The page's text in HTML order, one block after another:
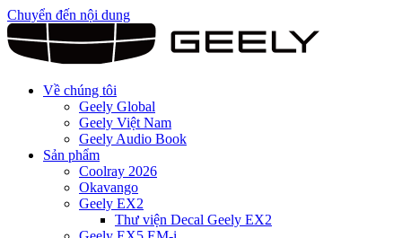
Chuyển đến nội dung
Về chúng tôi
Geely Global
Geely Việt Nam
Geely Audio Book
Sản phẩm
Coolray 2026
Okavango
Geely EX2
Thư viện Decal Geely EX2